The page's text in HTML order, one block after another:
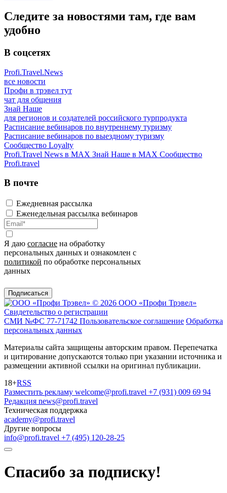
Следите за новостями там, где вам
удобно
В соцсетях
Profi.Travel.News
все новости
Профи в трэвел тут
чат для общения
Знай Наше
для регионов и создателей российского турпродукта
Расписание вебинаров по внутреннему туризму
Расписание вебинаров по выездному туризму
Сообщество Loyalty
Profi.Travel News в MAX Знай Наше в MAX Сообщество
Profi.travel
В почте
Ежедневная рассылка
Еженедельная рассылка вебинаров
Я даю согласие на обработку
персональных данных и ознакомлен с
политикой по обработке персональных
данных
Подписаться
© 2026 ООО «Профи Трэвeл»
Свидетельство о регистрации
СМИ №ФС 77-71742 Пользовательское соглашение Обработка
персональных данных
Материалы сайта защищены авторским правом. Перепечатка
и цитирование допускаются только при указании источника и
размещении активной ссылки на оригинал публикации.
18+RSS
Разместить рекламу welcome@profi.travel +7 (931) 009 69 94
Редакция news@profi.travel
Техническая поддержка
academy@profi.travel
Другие вопросы
info@profi.travel +7 (495) 120-28-25
Спасибо за подписку!